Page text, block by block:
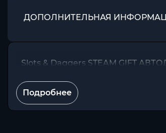
ДОПОЛНИТЕЛЬНАЯ
Slots & Daggers STEAM GIFT
Подробнее